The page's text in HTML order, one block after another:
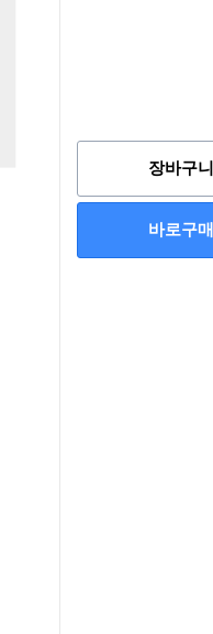
장바구니
바로구매